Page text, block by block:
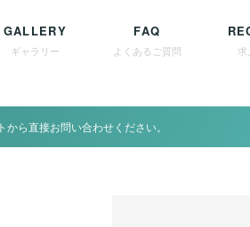
GALLERY
ギャラリー
FAQ
よくあるご質問 求
ら直接お問い合わせください。